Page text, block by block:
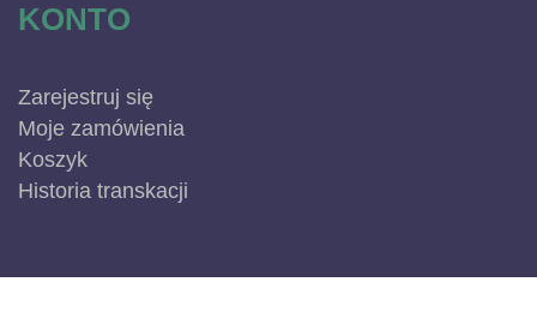
KONTO
Zarejestruj się
Moje zamówienia
Koszyk
Historia transkacji